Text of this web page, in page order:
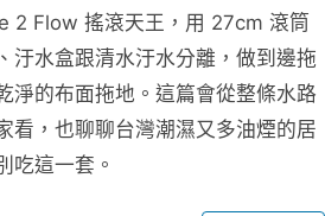
2 Flow 搖滾天王，用 27cm 滾筒
汙水盒跟清水汙水分離，做到邊拖
淨的布面拖地。這篇會從整條水路
看，也聊聊台灣潮濕又多油煙的居
吃這一套。